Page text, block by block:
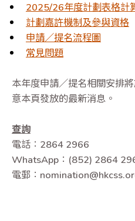
2025/26年度計劃表格計
計劃嘉許機制及參與資格
申請／提名流程圖
常見問題
本年度申請／提名相關安排
意本頁發放的最新消息。
查詢
電話：2864 2966
WhatsApp：(852) 2864
電郵：